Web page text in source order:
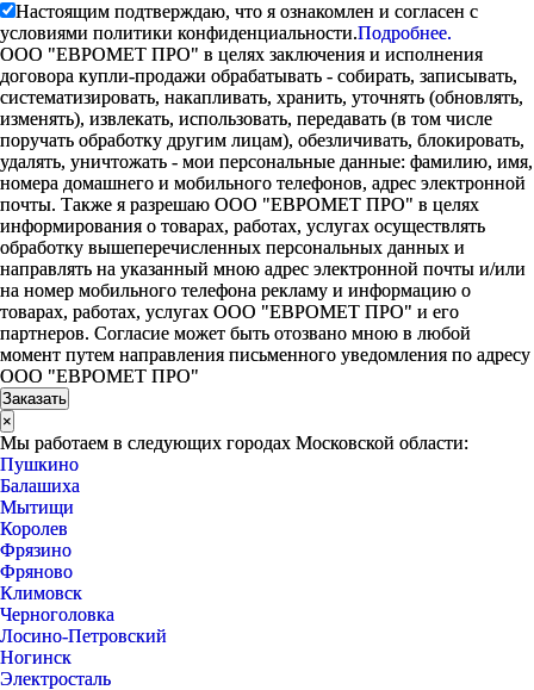
Настоящим подтверждаю, что я ознакомлен и согласен с
условиями политики конфиденциальности.Подробнее.
ООО "ЕВРОМЕТ ПРО" в целях заключения и исполнения
договора купли-продажи обрабатывать - собирать, записывать,
систематизировать, накапливать, хранить, уточнять (обновлять,
изменять), извлекать, использовать, передавать (в том числе
поручать обработку другим лицам), обезличивать, блокировать,
удалять, уничтожать - мои персональные данные: фамилию, имя,
номера домашнего и мобильного телефонов, адрес электронной
почты. Также я разрешаю ООО "ЕВРОМЕТ ПРО" в целях
информирования о товарах, работах, услугах осуществлять
обработку вышеперечисленных персональных данных и
направлять на указанный мною адрес электронной почты и/или
на номер мобильного телефона рекламу и информацию о
товарах, работах, услугах ООО "ЕВРОМЕТ ПРО" и его
партнеров. Согласие может быть отозвано мною в любой
момент путем направления письменного уведомления по адресу
ООО "ЕВРОМЕТ ПРО"
×
Мы работаем в следующих городах Московской области:
Пушкино
Балашиха
Мытищи
Королев
Фрязино
Фряново
Климовск
Черноголовка
Лосино-Петровский
Ногинск
Электросталь